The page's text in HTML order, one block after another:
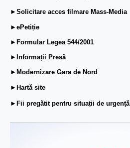
►Solicitare acces filmare Mass-Media
►ePetiție
►Formular Legea 544/2001
►Informații Presă
►Modernizare Gara de Nord
►Hartă site
►Fii pregătit pentru situații de urgență